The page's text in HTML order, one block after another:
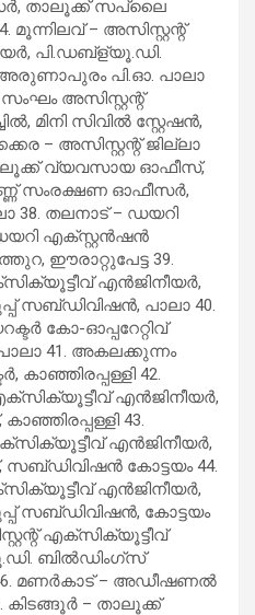
താലൂക്ക് സപ്ലൈ
മൂന്നിലവ് – അസിസ്റ്റന്റ്
പി.ഡബ്ള്യൂ.ഡി.
പി.ഓ. പാലാ
അസിസ്റ്റന്റ്
മിനി സിവില്‍ സ്റ്റേഷന്‍,
– അസിസ്റ്റന്റ് ജില്ലാ
വ്യവസായ ഓഫീസ്,
മണ്ണ് സംരക്ഷണ ഓഫീസര്‍,
38. തലനാട് – ഡയറി
എക്സ്റ്റന്‍ഷന്‍
ഈരാറ്റുപേട്ട 39.
എന്‍ജിനീയര്‍,
സബ്ഡിവിഷന്‍, പാലാ 40.
കോ-ഓപ്പറേറ്റിവ്
41. അകലക്കുന്നം
കാഞ്ഞിരപ്പള്ളി 42.
എന്‍ജിനീയര്‍,
43.
എന്‍ജിനീയര്‍,
കോട്ടയം 44.
എന്‍ജിനീയര്‍,
സബ്ഡിവിഷന്‍, കോട്ടയം
എക്സിക്യൂട്ടീവ്
ബില്‍ഡിംഗ്സ്
മണര്‍കാട് – അഡീഷണല്‍
കിടങ്ങൂര്‍ – താലൂക്ക്